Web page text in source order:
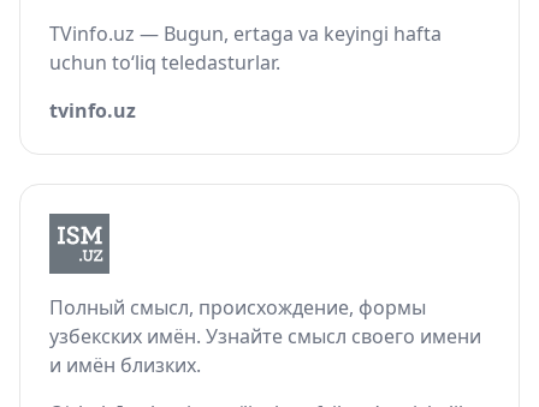
TVinfo.uz — Bugun, ertaga va keyingi hafta
uchun to‘liq teledasturlar.
tvinfo.uz
Полный смысл, происхождение, формы
узбекских имён. Узнайте смысл своего имени
и имён близких.